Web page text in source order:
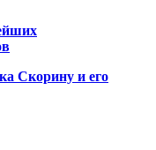
Скорину и его